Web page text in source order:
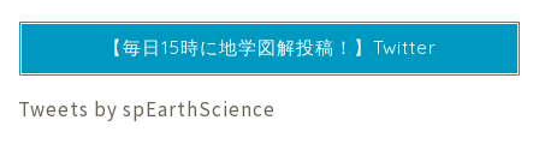
【毎日15時に地学図解投稿！】Twitter
Tweets by spEarthScience